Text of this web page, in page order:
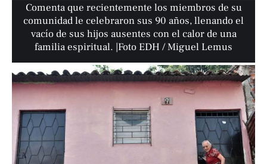
Comenta que recientemente los miembros de su
comunidad le celebraron sus 90 años, llenando el
vacío de sus hijos ausentes con el calor de una
familia espiritual. |Foto EDH / Miguel Lemus